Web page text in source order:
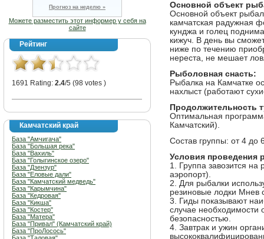
Прогноз на неделю »
Можете разместить этот информер у себя на
сайте
Рейтинг
1691 Rating: 2.4/5 (98 votes )
Камчатский край
База "Амчигача"
База "Большая река"
База "Вахиль"
База "Голыгинское озеро"
База "Дзензур"
База "Еловые дали"
База "Камчатский медведь"
База "Карымчина"
База "Кедровая"
База "Кикша"
База "Костер"
База "Матера"
База "Привал" (Камчатский край)
База "ПроЛосось"
Основной объект
Основной объект
камчатская радужная
кунджа и голец
кижуч. В день вы
ниже по течению
нереста, не мешает
Рыболовная снасть:
Рыбалка на Камчатке
нахлыст (работают
Продолжительность
Оптимальная
Камчатский).
Состав группы: от 4 до
Условия проведения
1. Группа завозится на
аэропорт).
2. Для рыбалки
резиновые лодки Мнев
3. Гиды показывают
случае необходимости
безопасностью.
4. Завтрак и ужин